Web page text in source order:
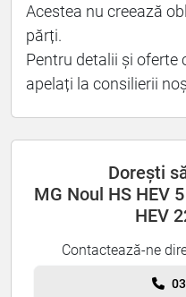
Acestea nu creează
părți.
Pentru detalii și oferte
apelați la consilierii
Dorești
MG Noul HS HEV
HEV
Contactează-ne